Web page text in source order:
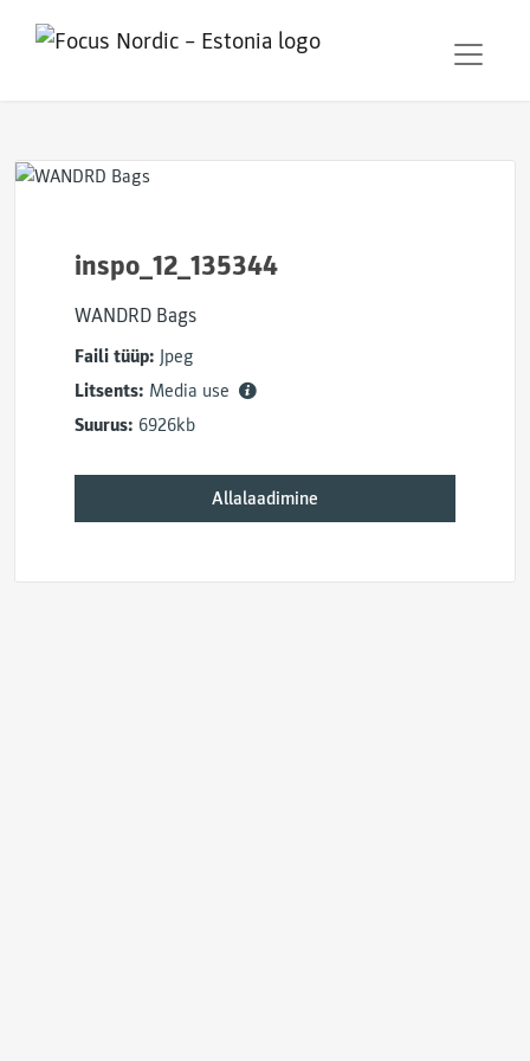
inspo_12_135344
WANDRD Bags
Faili tüüp: Jpeg
Litsents: Media use
Suurus: 6926kb
Allalaadimine